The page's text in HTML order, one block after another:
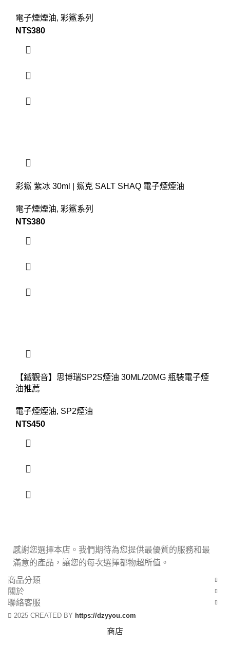
電子煙煙油, 彩鯊系列
NT$380
彩鯊 紫冰 30ml | 鯊克 SALT SHAQ 電子煙煙油
電子煙煙油, 彩鯊系列
NT$380
【鐵觀音】思博瑞SP2S煙油 30ML/20MG 瓶裝電子煙
油推薦
電子煙煙油, SP2煙油
NT$450
感謝您選擇本店。我們期待為您提供最優質的服務和最
滿意的產品，讓您的每次選擇都物超所值。
商品分類
關於
聯絡客服
2025 CREATED BY https://dzyyou.com
商店